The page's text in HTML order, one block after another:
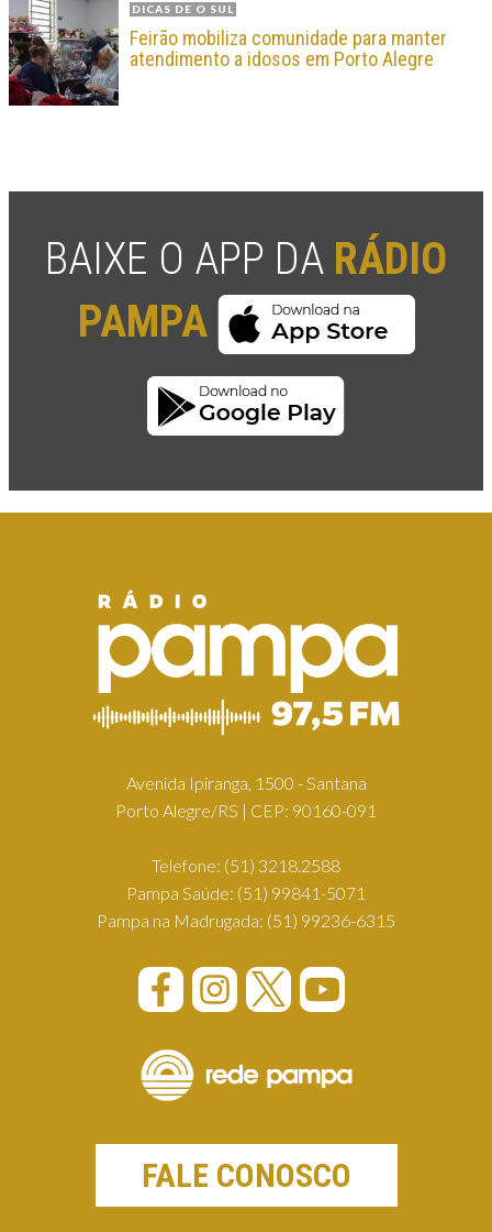
DICAS DE O SUL
Feirão mobiliza comunidade para manter
atendimento a idosos em Porto Alegre
BAIXE O APP DA RÁDIO
PAMPA
Avenida Ipiranga, 1500 - Santana
Porto Alegre/RS | CEP: 90160-091
Telefone: (51) 3218.2588
Pampa Saúde: (51) 99841-5071
Pampa na Madrugada: (51) 99236-6315
FALE CONOSCO